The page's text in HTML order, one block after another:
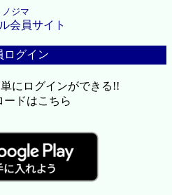
ノジマ
会員サイト
ログイン
にログインができる!!
ードはこちら